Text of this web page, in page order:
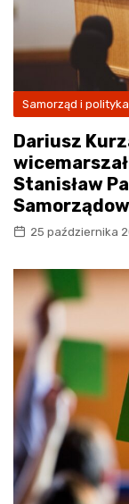
Samorząd i
Dariusz
Stanisław
25 października